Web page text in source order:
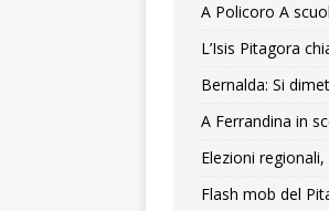
A Policoro A
L’Isis Pitagora
Bernalda: Si
A Ferrandina in
Elezioni
Flash mob del